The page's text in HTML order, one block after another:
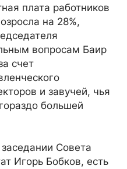
плата работников
на 28%,
вопросам Баир
счет
и завучей, чья
большей
Совета
Игорь Бобков, есть